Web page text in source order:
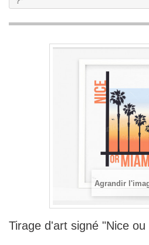
Agrandir
Tirage d'art signé "Nice